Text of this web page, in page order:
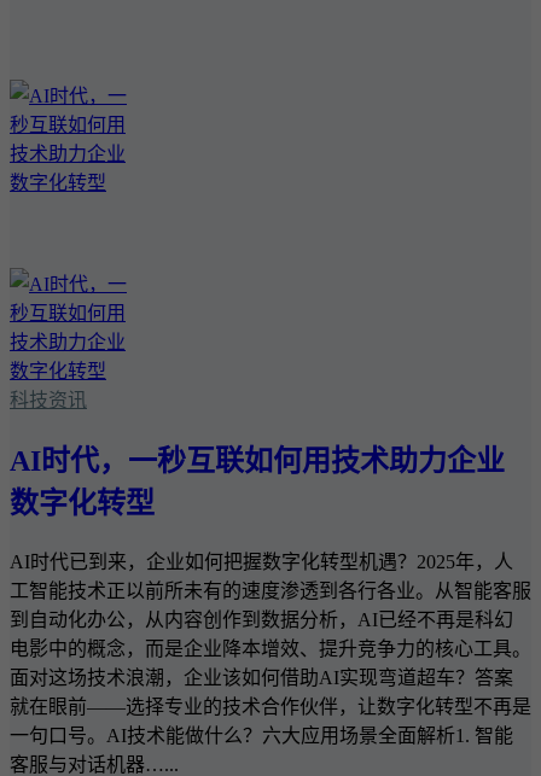
科技资讯
AI时代，一秒互联如何用技术助力企业
数字化转型
AI时代已到来，企业如何把握数字化转型机遇？2025年，人
工智能技术正以前所未有的速度渗透到各行各业。从智能客服
到自动化办公，从内容创作到数据分析，AI已经不再是科幻
电影中的概念，而是企业降本增效、提升竞争力的核心工具。
面对这场技术浪潮，企业该如何借助AI实现弯道超车？答案
就在眼前——选择专业的技术合作伙伴，让数字化转型不再是
一句口号。AI技术能做什么？六大应用场景全面解析1. 智能
客服与对话机器…...